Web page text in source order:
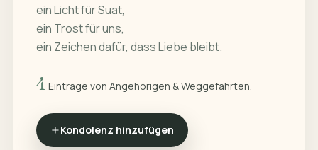
ein Licht für Suat,
ein Trost für uns,
ein Zeichen dafür, dass Liebe bleibt.
4 Einträge von Angehörigen & Weggefährten.
Kondolenz hinzufügen